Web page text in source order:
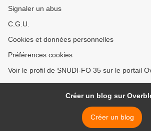
Signaler un abus
C.G.U.
Cookies et données personnelles
Préférences cookies
Voir le profil de SNUDI-FO 35 sur le portail
Créer un blog sur
Créer un blog